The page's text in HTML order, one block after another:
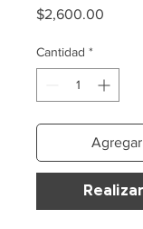
$2,600.00
Cantidad *